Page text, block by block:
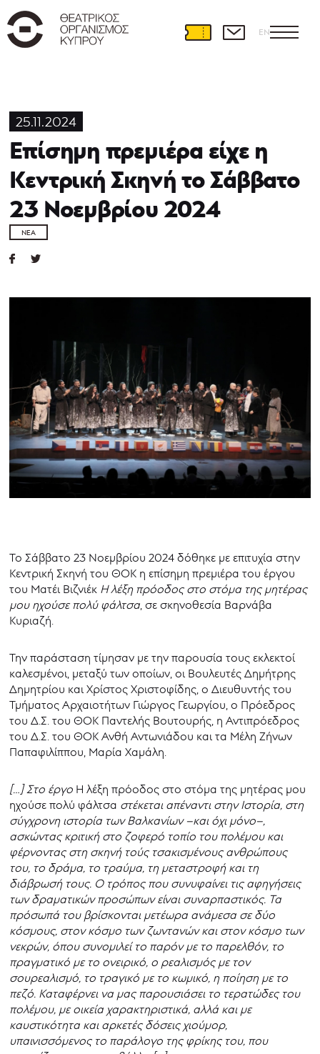
EN
25.11.2024
Επίσημη πρεμιέρα είχε η
Κεντρική Σκηνή το Σάββατο
23 Νοεμβρίου 2024
ΝΈΑ
Το Σάββατο 23 Νοεμβρίου 2024 δόθηκε με επιτυχία στην
Κεντρική Σκηνή του ΘΟΚ η επίσημη πρεμιέρα του έργου
του Ματέι Βιζνιέκ Η λέξη πρόοδος στο στόμα της μητέρας
μου ηχούσε πολύ φάλτσα, σε σκηνοθεσία Βαρνάβα
Κυριαζή.
Την παράσταση τίμησαν με την παρουσία τους εκλεκτοί
καλεσμένοι, μεταξύ των οποίων, οι Βουλευτές Δημήτρης
Δημητρίου και Χρίστος Χριστοφίδης, ο Διευθυντής του
Τμήματος Αρχαιοτήτων Γιώργος Γεωργίου, ο Πρόεδρος
του Δ.Σ. του ΘΟΚ Παντελής Βουτουρής, η Αντιπρόεδρος
του Δ.Σ. του ΘΟΚ Ανθή Αντωνιάδου και τα Μέλη Ζήνων
Παπαφιλίππου, Μαρία Χαμάλη.
[…] Στο έργο Η λέξη πρόοδος στο στόμα της μητέρας μου
ηχούσε πολύ φάλτσα στέκεται απέναντι στην Ιστορία, στη
σύγχρονη ιστορία των Βαλκανίων –και όχι μόνο–,
ασκώντας κριτική στο ζοφερό τοπίο του πολέμου και
φέρνοντας στη σκηνή τούς τσακισμένους ανθρώπους
του, το δράμα, το τραύμα, τη μεταστροφή και τη
διάβρωσή τους. Ο τρόπος που συνυφαίνει τις αφηγήσεις
των δραματικών προσώπων είναι συναρπαστικός. Τα
πρόσωπά του βρίσκονται μετέωρα ανάμεσα σε δύο
κόσμους, στον κόσμο των ζωντανών και στον κόσμο των
νεκρών, όπου συνομιλεί το παρόν με το παρελθόν, το
πραγματικό με το ονειρικό, ο ρεαλισμός με τον
σουρεαλισμό, το τραγικό με το κωμικό, η ποίηση με το
πεζό. Καταφέρνει να μας παρουσιάσει το τερατώδες του
πολέμου, με οικεία χαρακτηριστικά, αλλά και με
καυστικότητα και αρκετές δόσεις χιούμορ,
υπαινισσόμενος το παράλογο της φρίκης του, που